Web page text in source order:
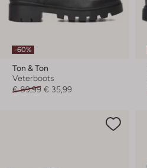
-60%
Ton & Ton
Veterboots
€ 89,99 € 35,99